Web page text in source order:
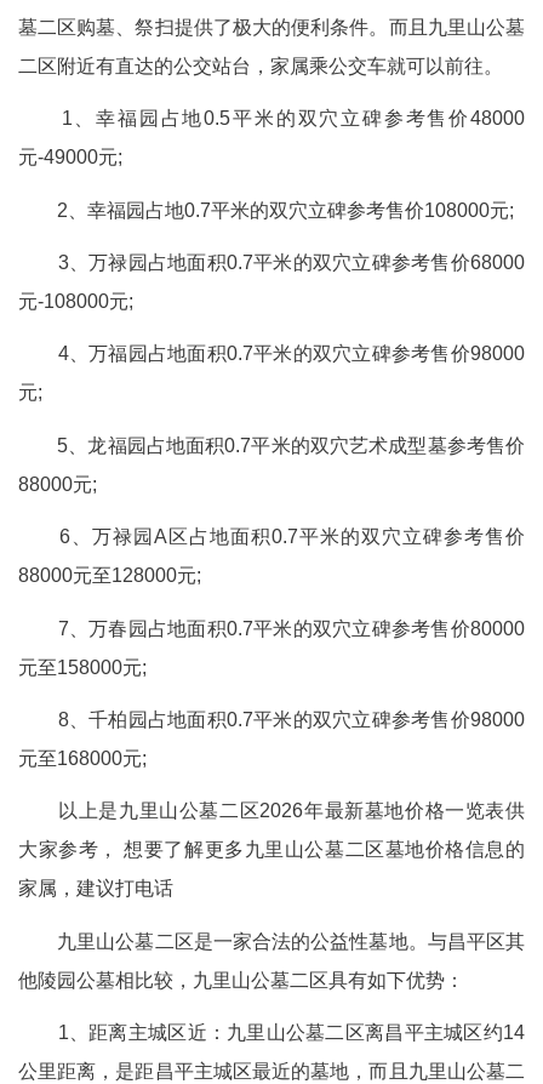
墓二区购墓、祭扫提供了极大的便利条件。而且九里山公墓
二区附近有直达的公交站台，家属乘公交车就可以前往。
1、幸福园占地0.5平米的双穴立碑参考售价48000
元-49000元;
2、幸福园占地0.7平米的双穴立碑参考售价108000元;
3、万禄园占地面积0.7平米的双穴立碑参考售价68000
元-108000元;
4、万福园占地面积0.7平米的双穴立碑参考售价98000
元;
5、龙福园占地面积0.7平米的双穴艺术成型墓参考售价
88000元;
6、万禄园A区占地面积0.7平米的双穴立碑参考售价
88000元至128000元;
7、万春园占地面积0.7平米的双穴立碑参考售价80000
元至158000元;
8、千柏园占地面积0.7平米的双穴立碑参考售价98000
元至168000元;
以上是九里山公墓二区2026年最新墓地价格一览表供
大家参考， 想要了解更多九里山公墓二区墓地价格信息的
家属，建议打电话
九里山公墓二区是一家合法的公益性墓地。与昌平区其
他陵园公墓相比较，九里山公墓二区具有如下优势：
1、距离主城区近：九里山公墓二区离昌平主城区约14
公里距离，是距昌平主城区最近的墓地，而且九里山公墓二